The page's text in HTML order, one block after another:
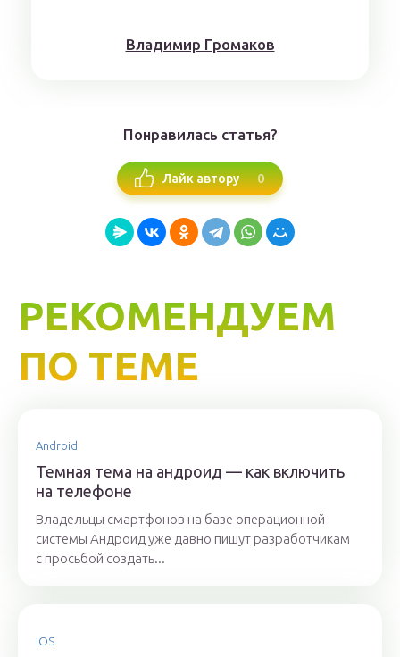
Влaдимиp Гpoмaкoв
Понравилась статья?
Лайк автору 0
РЕКОМЕНДУЕМ
ПО ТЕМЕ
Android
Темная тема на андроид — как включить
на телефоне
Владельцы смартфонов на базе операционной
системы Андроид уже давно пишут разработчикам
с просьбой создать...
IOS